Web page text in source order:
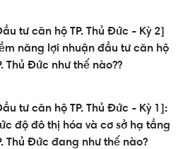
tư căn hộ TP. Thủ Đức - Kỳ 2]
năng lợi nhuận đầu tư căn hộ
Thủ Đức như thế nào??
tư căn hộ TP. Thủ Đức - Kỳ 1]:
độ đô thị hóa và cơ sở hạ tầng
Thủ Đức đang như thế nào?